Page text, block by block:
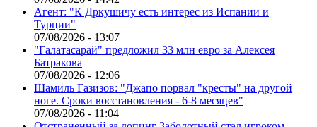
Агент: "К Дркушичу есть интерес из Испании и
Турции"
07/08/2026 - 13:07
"Галатасарай" предложил 33 млн евро за Алексея
Батракова
07/08/2026 - 12:06
Шамиль Газизов: "Джапо порвал "кресты" на другой
ноге. Сроки восстановления - 6-8 месяцев"
07/08/2026 - 11:04